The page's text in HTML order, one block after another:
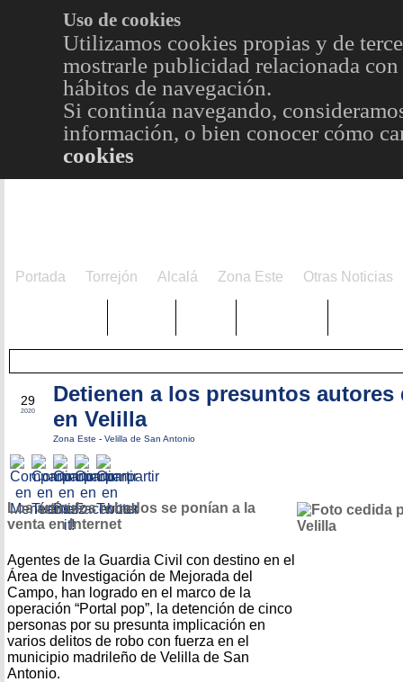
Uso de cookies
Utilizamos cookies propias y de
mostrarle publicidad relacionada
hábitos de navegación.
Si continúa navegando,
información, o bien conocer cómo
cookies
Portada Torrejón Alcalá Zona Este Otras Noticias
29
2020
Detienen a los presuntos autores
en Velilla
Zona Este - Velilla de San Antonio
Los artículos robados se ponían a la
venta en Internet
Agentes de la Guardia Civil con destino en el
Área de Investigación de Mejorada del
Campo, han logrado en el marco de la
operación “Portal pop”, la detención de cinco
personas por su presunta implicación en
varios delitos de robo con fuerza en el
municipio madrileño de Velilla de San
Antonio.